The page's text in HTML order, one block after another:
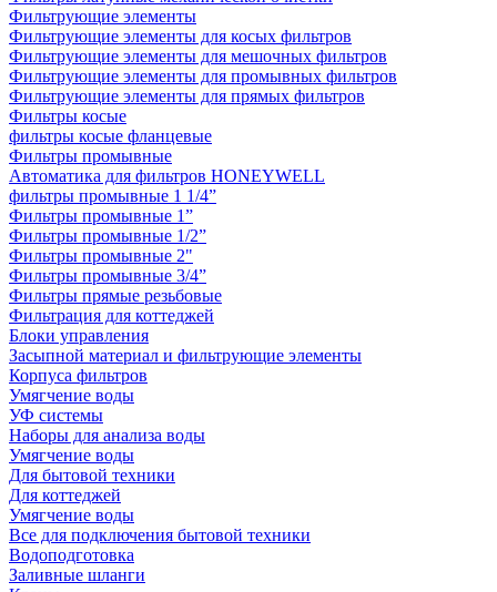
Фильтрующие элементы
Фильтрующие элементы для косых фильтров
Фильтрующие элементы для мешочных фильтров
Фильтрующие элементы для промывных фильтров
Фильтрующие элементы для прямых фильтров
Фильтры косые
фильтры косые фланцевые
Фильтры промывные
Автоматика для фильтров HONEYWELL
фильтры промывные 1 1/4”
Фильтры промывные 1”
Фильтры промывные 1/2”
Фильтры промывные 2"
Фильтры промывные 3/4”
Фильтры прямые резьбовые
Фильтрация для коттеджей
Блоки управления
Засыпной материал и фильтрующие элементы
Корпуса фильтров
Умягчение воды
УФ системы
Наборы для анализа воды
Умягчение воды
Для бытовой техники
Для коттеджей
Умягчение воды
Все для подключения бытовой техники
Водоподготовка
Заливные шланги